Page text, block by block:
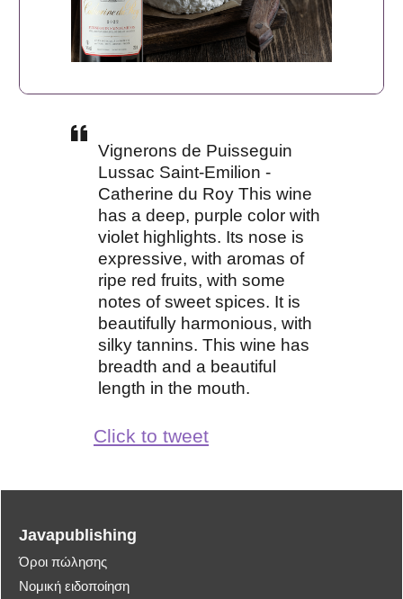
Vignerons de Puisseguin
Lussac Saint-Emilion -
Catherine du Roy This wine
has a deep, purple color with
violet highlights. Its nose is
expressive, with aromas of
ripe red fruits, with some
notes of sweet spices. It is
beautifully harmonious, with
silky tannins. This wine has
breadth and a beautiful
length in the mouth.
Click to tweet
Javapublishing
Όροι πώλησης
Νομική ειδοποίηση